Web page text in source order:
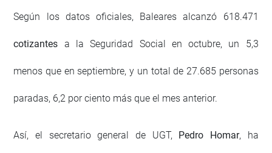
Según los datos oficiales, Baleares alcanzó 618.471
cotizantes a la Seguridad Social en octubre, un 5,3
menos que en septiembre, y un total de 27.685 personas
paradas, 6,2 por ciento más que el mes anterior.
Así, el secretario general de UGT, Pedro Homar, ha